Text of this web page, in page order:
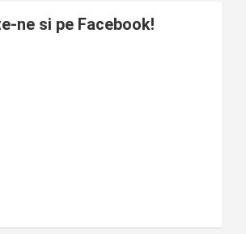
ne si pe Facebook!